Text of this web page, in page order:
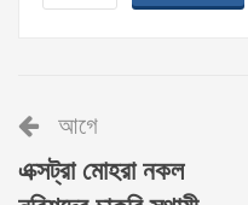
আগে
এক্সট্রা মোহরা নকল